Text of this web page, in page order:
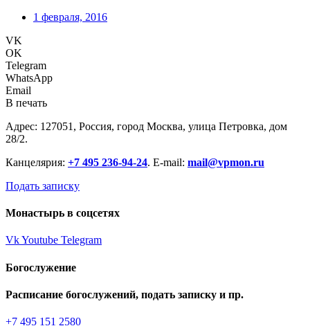
1 февраля, 2016
VK
OK
Telegram
WhatsApp
Email
В печать
Адрес: 127051, Россия, город Москва, улица Петровка, дом
28/2.
Канцелярия: +7 495 236-94-24. E-mail: mail@vpmon.ru
Подать записку
Монастырь в соцсетях
VkYoutube Telegram
Богослужение
Расписание богослужений, подать записку и пр.
+7 495 151 2580